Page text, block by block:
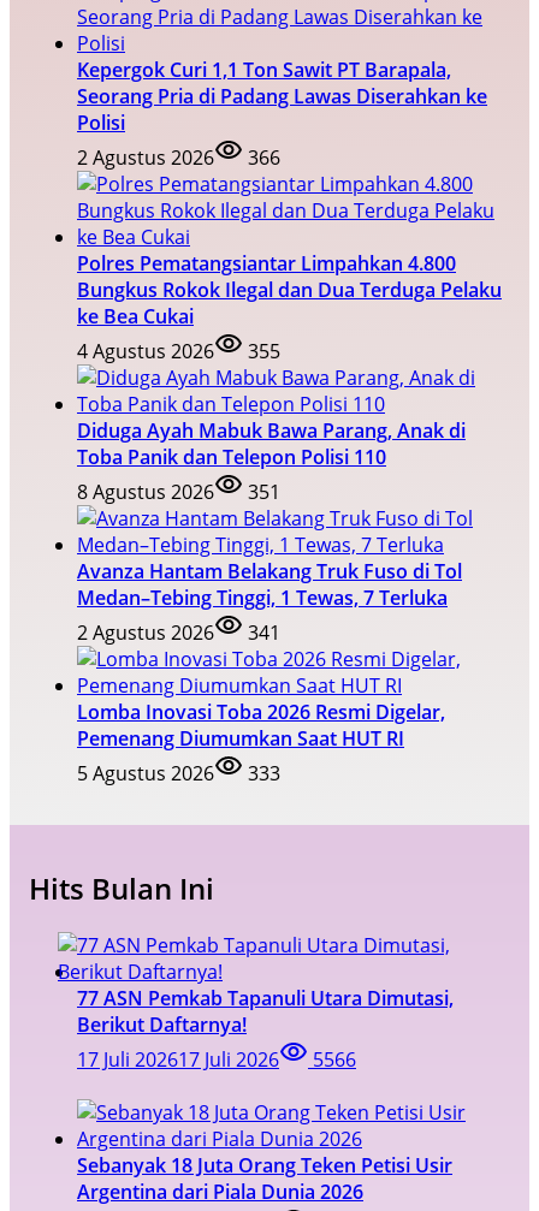
Kepergok Curi 1,1 Ton Sawit PT Barapala,
Seorang Pria di Padang Lawas Diserahkan ke
Polisi
2 Agustus 2026
366
Polres Pematangsiantar Limpahkan 4.800
Bungkus Rokok Ilegal dan Dua Terduga Pelaku
ke Bea Cukai
4 Agustus 2026
355
Diduga Ayah Mabuk Bawa Parang, Anak di
Toba Panik dan Telepon Polisi 110
8 Agustus 2026
351
Avanza Hantam Belakang Truk Fuso di Tol
Medan–Tebing Tinggi, 1 Tewas, 7 Terluka
2 Agustus 2026
341
Lomba Inovasi Toba 2026 Resmi Digelar,
Pemenang Diumumkan Saat HUT RI
5 Agustus 2026
333
Hits Bulan Ini
77 ASN Pemkab Tapanuli Utara Dimutasi,
Berikut Daftarnya!
17 Juli 202617 Juli 2026 5566
Sebanyak 18 Juta Orang Teken Petisi Usir
Argentina dari Piala Dunia 2026